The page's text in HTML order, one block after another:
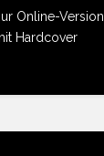
Online-Version
Hardcover